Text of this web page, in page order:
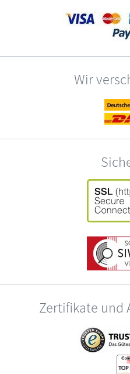
Wir
Zertifikate und